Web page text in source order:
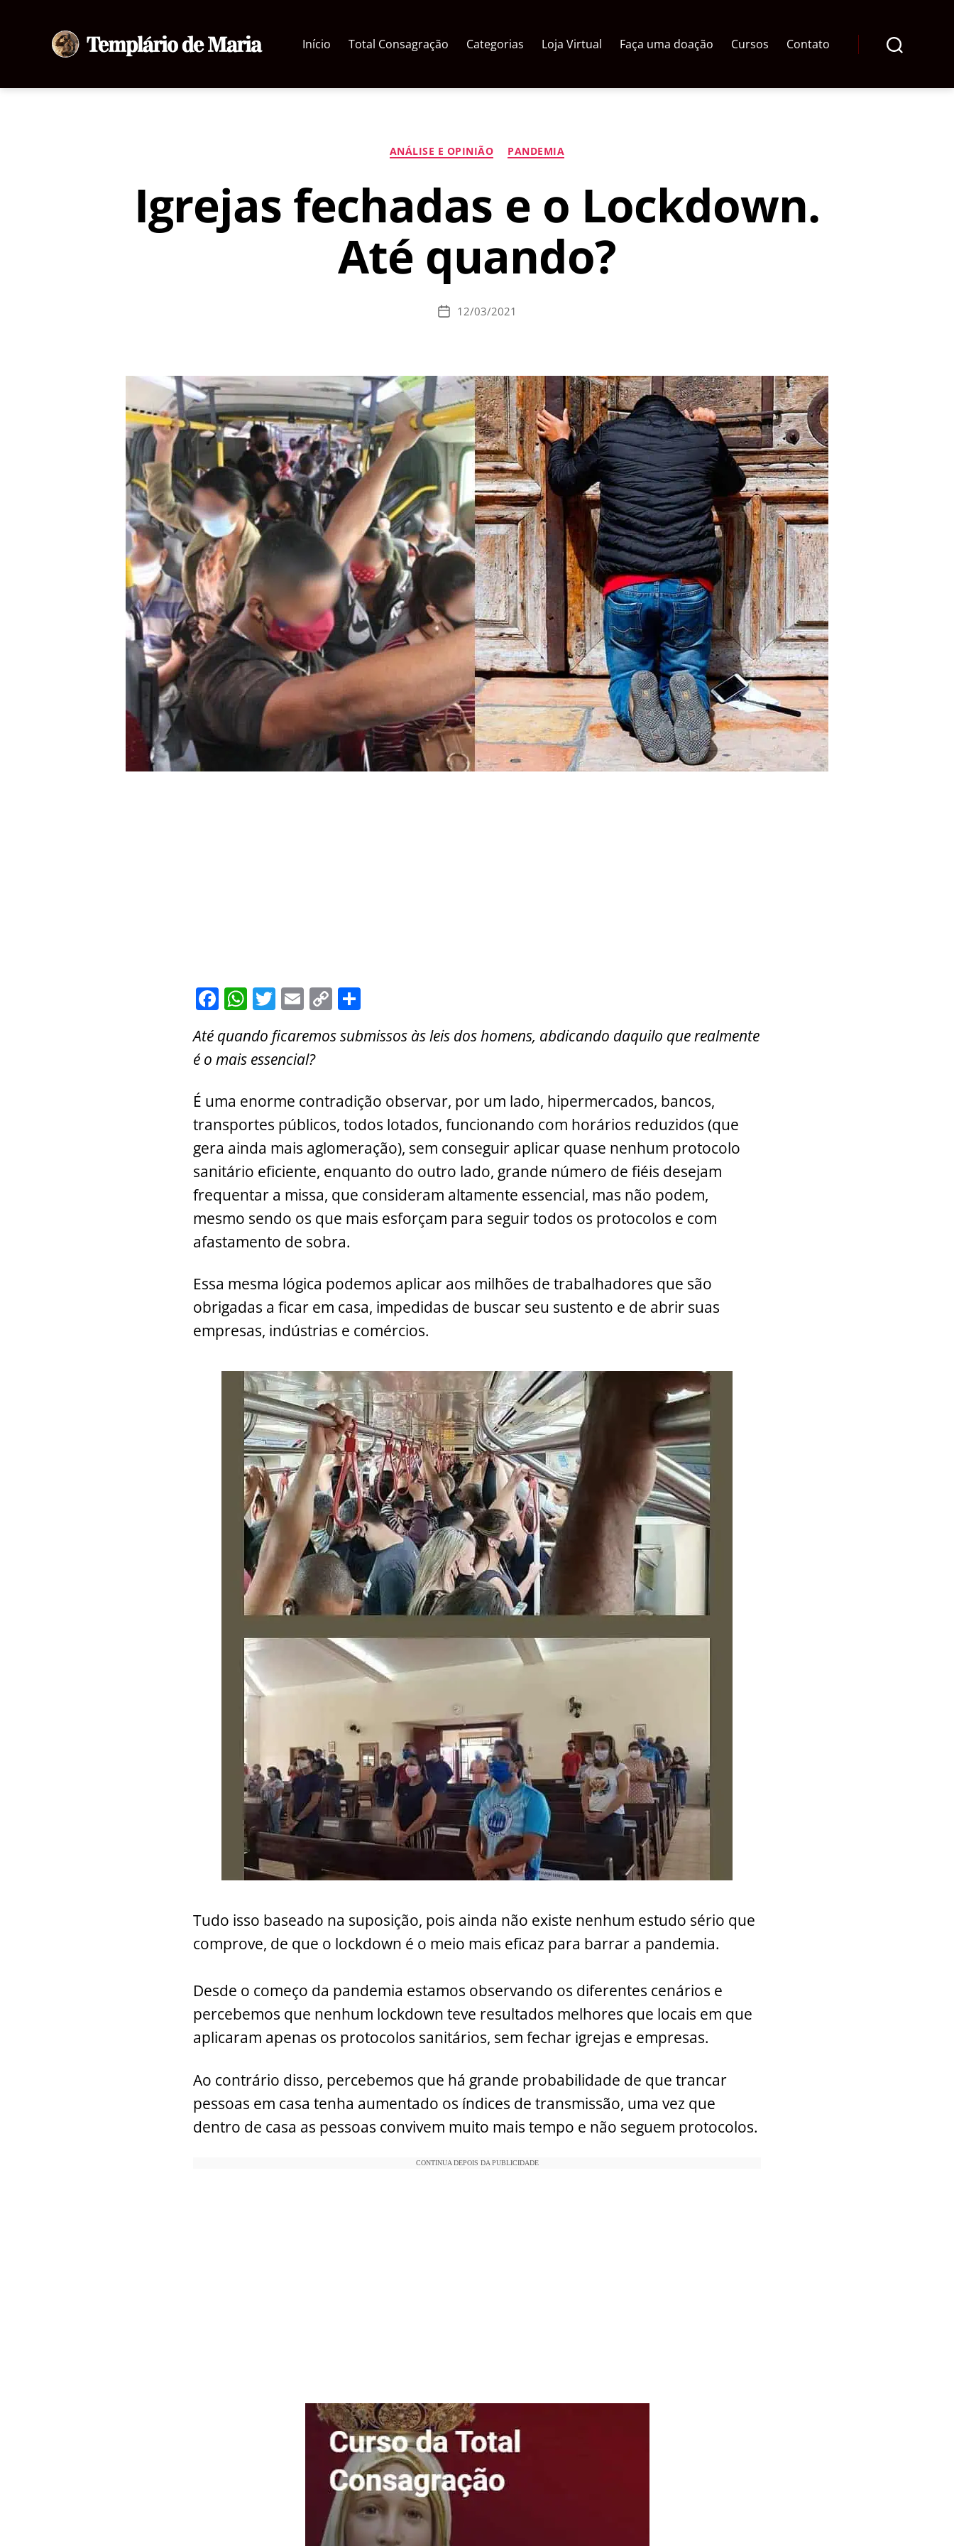
de
Início Total Consagração Categorias Loja Virtual Faça uma doação Cursos Contato
Categorias
ANÁLISE E OPINIÃO PANDEMIA
Igrejas fechadas e o Lockdown.
Até quando?
Data12/03/2021
F
c
e
o
o
k
W
at
s
p
p
T
w
itt
er
E
ai
l
C
p
n
k
ar
Até quando ficaremos submissos às leis dos homens, abdicando daquilo que realmente
é o mais essencial?
É uma enorme contradição observar, por um lado, hipermercados, bancos,
transportes públicos, todos lotados, funcionando com horários reduzidos (que
gera ainda mais aglomeração), sem conseguir aplicar quase nenhum protocolo
sanitário eficiente, enquanto do outro lado, grande número de fiéis desejam
frequentar a missa, que consideram altamente essencial, mas não podem,
mesmo sendo os que mais esforçam para seguir todos os protocolos e com
afastamento de sobra.
Essa mesma lógica podemos aplicar aos milhões de trabalhadores que são
obrigadas a ficar em casa, impedidas de buscar seu sustento e de abrir suas
empresas, indústrias e comércios.
Tudo isso baseado na suposição, pois ainda não existe nenhum estudo sério que
comprove, de que o lockdown é o meio mais eficaz para barrar a pandemia.
Desde o começo da pandemia estamos observando os diferentes cenários e
percebemos que nenhum lockdown teve resultados melhores que locais em que
aplicaram apenas os protocolos sanitários, sem fechar igrejas e empresas.
Ao contrário disso, percebemos que há grande probabilidade de que trancar
pessoas em casa tenha aumentado os índices de transmissão, uma vez que
dentro de casa as pessoas convivem muito mais tempo e não seguem protocolos.
CONTINUA DEPOIS DA PUBLICIDADE